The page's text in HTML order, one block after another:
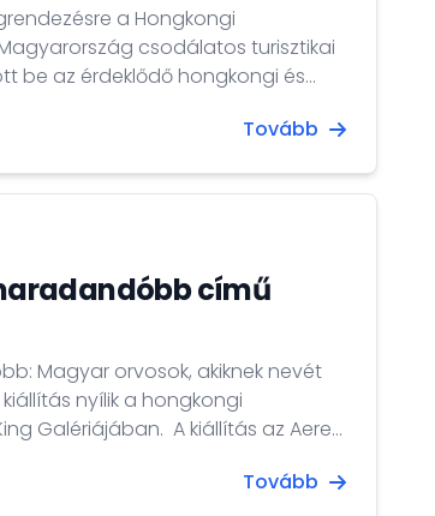
a Hongkongi
csodálatos turisztikai
be az érdeklődő hongkongi és
Tovább
című
Magyar orvosok, akiknek nevét
A kiállítás az Aere
egyik jele lehet az, ha egy orvos
Tovább